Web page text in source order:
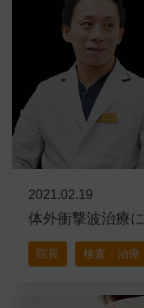
2021.02.19
体外衝撃波治療
院長 検査・治療